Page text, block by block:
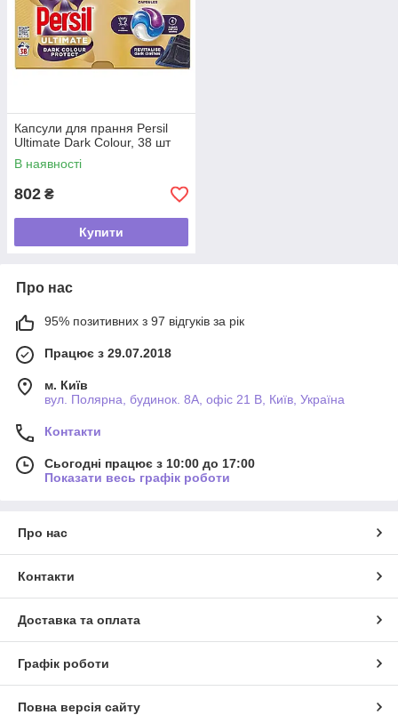
Капсули для прання Persil
Ultimate Dark Colour, 38 шт
В наявності
802 ₴
Купити
Про нас
95% позитивних з 97 відгуків за рік
Працює з 29.07.2018
м. Київ
вул. Полярна, будинок. 8А, офіс 21 В, Київ, Україна
Контакти
Сьогодні працює з 10:00 до 17:00
Показати весь графік роботи
Про нас
Контакти
Доставка та оплата
Графік роботи
Повна версія сайту